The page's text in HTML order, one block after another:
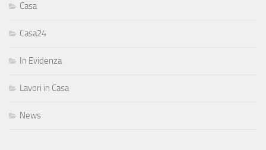
Casa
Casa24
In Evidenza
Lavori in Casa
News